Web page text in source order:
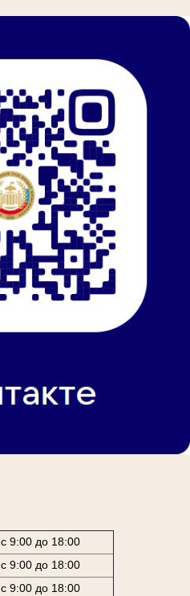
с 9:00 до 18:00
с 9:00 до 18:00
с 9:00 до 18:00